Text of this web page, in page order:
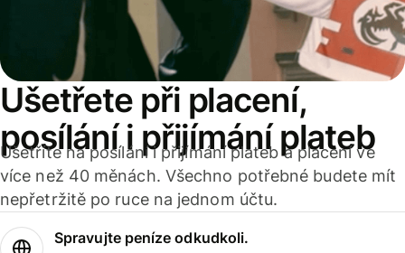
Ušetřete při placení,
posílání i přijímání plateb
Ušetříte na posílání i přijímání plateb a placení ve
více než 40 měnách. Všechno potřebné budete mít
nepřetržitě po ruce na jednom účtu.
Spravujte peníze odkudkoli.